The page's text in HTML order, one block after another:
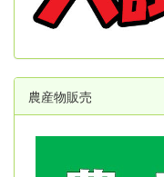
農産物販売